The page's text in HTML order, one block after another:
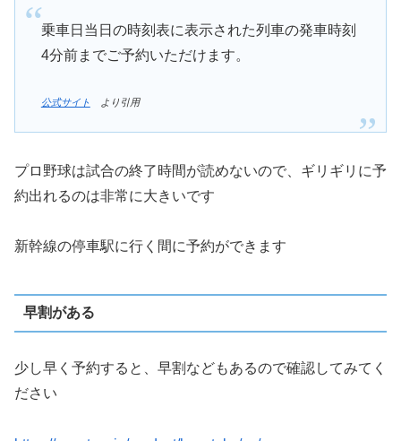
乗車日当日の時刻表に表示された列車の発車時刻
4分前までご予約いただけます。
公式サイト より引用
プロ野球は試合の終了時間が読めないので、ギリギリに予
約出れるのは非常に大きいです
新幹線の停車駅に行く間に予約ができます
早割がある
少し早く予約すると、早割などもあるので確認してみてく
ださい